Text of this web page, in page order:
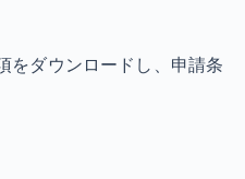
をダウンロードし、申請条